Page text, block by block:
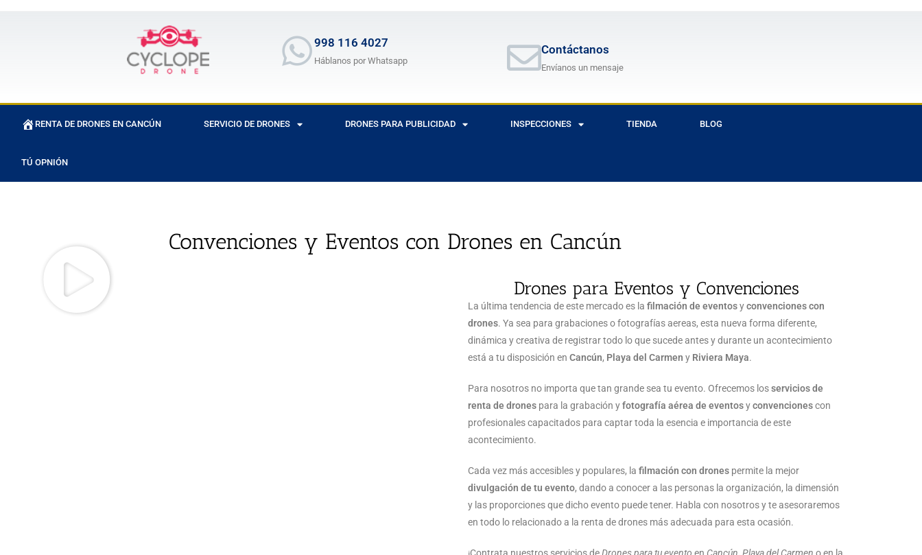
998 116 4027
Háblanos por Whatsapp
Contáctanos
Envíanos un mensaje
RENTA DE DRONES EN CANCÚN SERVICIO DE DRONES DRONES PARA PUBLICIDAD INSPECCIONES TIENDA BLOG
TÚ OPNIÓN
Convenciones y Eventos con Drones en Cancún
Drones para Eventos y Convenciones
La última tendencia de este mercado es la filmación de eventosyconvenciones con
drones. Ya sea para grabaciones o fotografías aereas, esta nueva forma diferente,
dinámica y creativa de registrar todo lo que sucede antes y durante un acontecimiento
está a tu disposición en Cancún, Playa del Carmen y Riviera Maya.
Para nosotros no importa que tan grande sea tu evento. Ofrecemos losservicios de
renta de drones para la grabación yfotografía aérea de eventosyconvencionescon
profesionales capacitados para captar toda la esencia e importancia de este
acontecimiento.
Cada vez más accesibles y populares, la filmación con drones permite la mejor
divulgación de tu evento, dando a conocer a las personas la organización, la dimensión
y las proporciones que dicho evento puede tener. Habla con nosotros y te asesoraremos
en todo lo relacionado a la renta de drones más adecuada para esta ocasión.